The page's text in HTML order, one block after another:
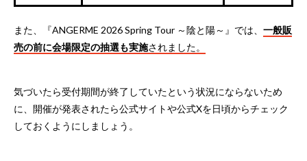
また、『ANGERME 2026 Spring Tour ～陰と陽～』では、 一般販
売の前に会場限定の抽選も実施されました。
気づいたら受付期間が終了していたという状況にならないため
に、開催が発表されたら公式サイトや公式Xを日頃からチェック
しておくようにしましょう。